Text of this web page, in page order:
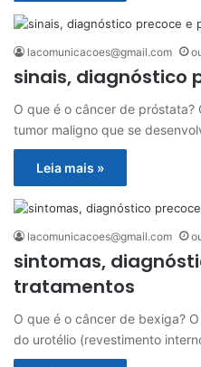
lacomunicacoes@gmail.com
sinais, diagnóstico
O que é o câncer de
tumor maligno que se
Leia mais »
lacomunicacoes@gmail.com
sintomas,
tratamentos
O que é o câncer de bexiga?
do urotélio (revestimento